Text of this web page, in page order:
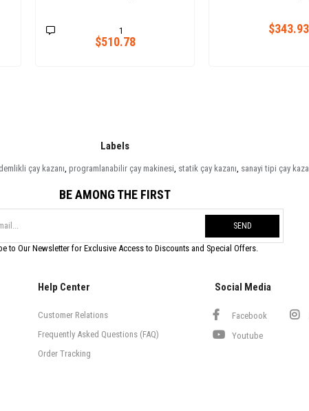
1
$510.78
$343.93
Labels
çay kazanı programlanabilir çay makinesi statik çay kazanı sanayi tipi çay
BE AMONG THE FIRST
SEND
to Our Newsletter for Exclusive Access to Discounts and Special Offers.
Help Center
Customer Relations
Frequently Asked Questions (FAQ)
Order Tracking
Social Media
Facebook
Youtube